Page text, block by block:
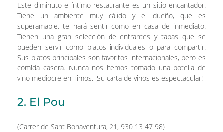
Este diminuto e íntimo restaurante es un sitio encantador.
Tiene un ambiente muy cálido y el dueño, que es
superamable, te hará sentir como en casa de inmediato.
Tienen una gran selección de entrantes y tapas que se
pueden servir como platos individuales o para compartir.
Sus platos principales son favoritos internacionales, pero es
comida casera. Nunca nos hemos tomado una botella de
vino mediocre en Timos. ¡Su carta de vinos es espectacular!
2. El Pou
(Carrer de Sant Bonaventura, 21, 930 13 47 98)